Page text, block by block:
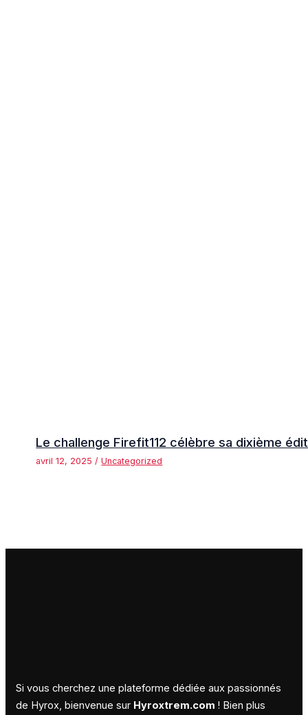
Le challenge Firefit112 célèbre sa dixième
avril 12, 2025 /Uncategorized
Si vous cherchez une plateforme dédiée aux passionnés
de Hyrox, bienvenue sur Hyroxtrem.com ! Bien plus